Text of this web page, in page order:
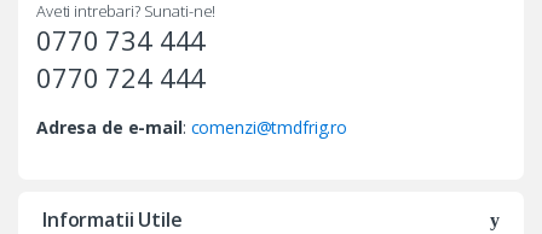
Aveti intrebari? Sunati-ne!
0770 734 444
0770 724 444
Adresa de e-mail: comenzi@tmdfrig.ro
Informatii Utile